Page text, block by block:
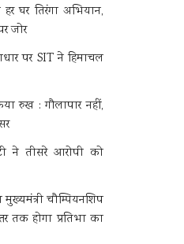
घर तिरंगा अभियान,
जोर
पर SIT ने हिमाचल
रुख : गौलापार नहीं,
ने तीसरे आरोपी को
चौम्पियनशिप
तक होगा प्रतिभा का